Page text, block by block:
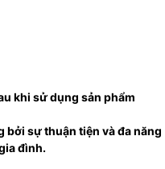
khi sử dụng sản phẩm
bởi sự thuận tiện và đa năng
đình.